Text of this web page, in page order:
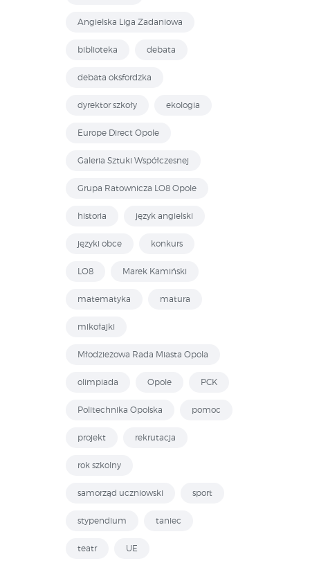
Angielska Liga Zadaniowa
biblioteka debata
debata oksfordzka
dyrektor szkoły ekologia
Europe Direct Opole
Galeria Sztuki Współczesnej
Grupa Ratownicza LO8 Opole
historia język angielski
języki obce konkurs
LO8 Marek Kamiński
matematyka matura
mikołajki
Młodzieżowa Rada Miasta Opola
olimpiada Opole PCK
Politechnika Opolska pomoc
projekt rekrutacja
rok szkolny
samorząd uczniowski sport
stypendium taniec
teatr UE